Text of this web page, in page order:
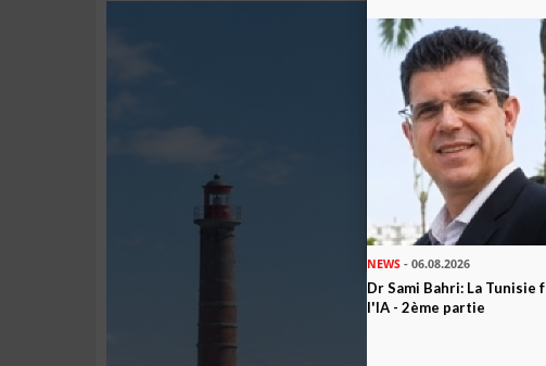
NEWS - 06.08.2026
Dr Sami Bahri: La Tunisie
l'IA - 2ème partie